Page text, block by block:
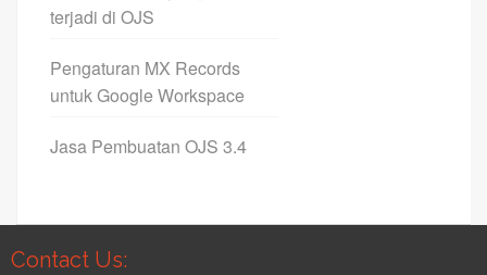
terjadi di OJS
Pengaturan MX Records
untuk Google Workspace
Jasa Pembuatan OJS 3.4
Contact Us: